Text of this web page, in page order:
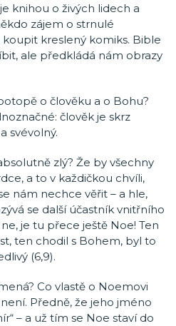
knihou o živých lidech a
zájem o strnulé
koupit kreslený komiks. Bible
ale předkládá nám obrazy
o člověku a o Bohu?
člověk je skrz
svévolný.
zlý? Že by všechny
a to v každičkou chvíli,
nám nechce věřit – a hle,
se další účastník vnitřního
je tu přece ještě Noe! Ten
ten chodil s Bohem, byl to
(6,9).
Co vlastě o Noemovi
Předně, že jeho jméno
– a už tím se Noe staví do